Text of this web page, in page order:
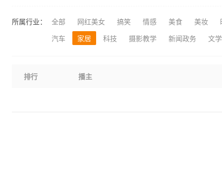
所属行业： 全部 网红美女 搞笑 情感 美食 美妆
汽车
家居 科技 摄影教学 新闻政务 文
排行 播主